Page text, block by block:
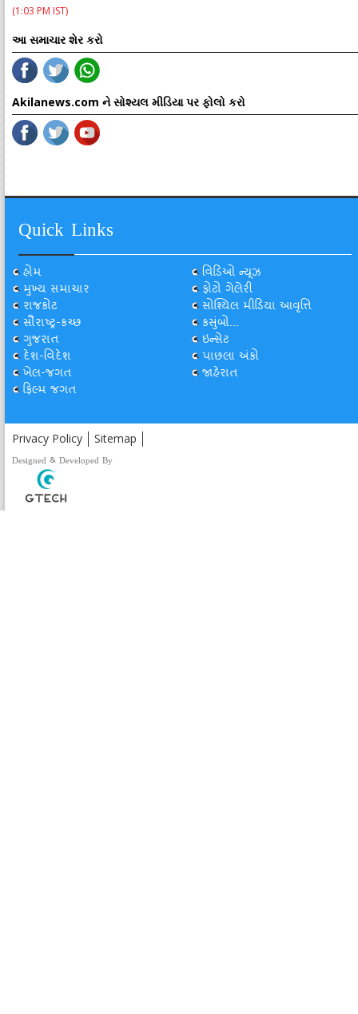
(1:03 PM IST)
આ સમાચાર શેર કરો
Akilanews.com ને સોશ્યલ મીડિયા પર ફોલો કરો
Quick Links
હોમ
મુખ્ય સમાચાર
રાજકોટ
સૌરાષ્ટ્ર-કચ્છ
ગુજરાત
દેશ-વિદેશ
ખેલ-જગત
ફિલ્મ જગત
વિડિઓ ન્યૂઝ
ફોટો ગેલેરી
સોશ્યિલ મીડિયા આવૃત્તિ
કસુંબો...
ઇન્સેટ
પાછલા અંકો
જાહેરાત
Privacy Policy Sitemap
Designed & Developed By